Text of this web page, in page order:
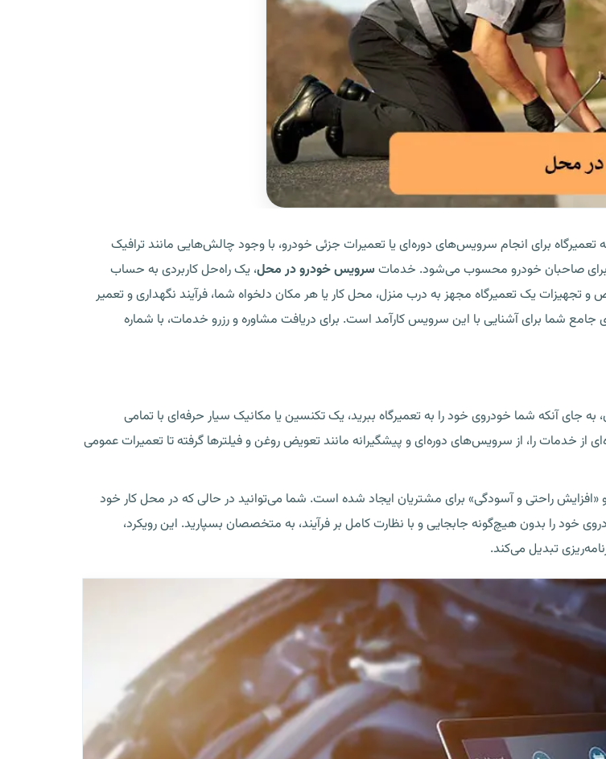
برای انجام سرویس‌های دوره‌ای یا تعمیرات جزئی خودرو، با وجود چالش‌هایی مانند ترافیک
برای صاحبان خودرو محسوب می‌شود. خدمات سرویس خودرو در محل، یک راه‌حل کاربردی به حساب
یک تعمیرگاه مجهز به درب منزل، محل کار یا هر مکان دلخواه شما، فرآیند نگهداری و تعمیر
جامع شما برای آشنایی با این سرویس کارآمد است. برای دریافت مشاوره و رزرو خدمات، با شماره
آنکه شما خودروی خود را به تعمیرگاه ببرید، یک تکنسین یا مکانیک سیار حرفه‌ای با تمامی
خدمات را، از سرویس‌های دوره‌ای و پیشگیرانه مانند تعویض روغن و فیلترها گرفته تا تعمیرات عمومی
راحتی و آسودگی» برای مشتریان ایجاد شده است. شما می‌توانید در حالی که در محل کار خود
را بدون هیچ‌گونه جابجایی و با نظارت کامل بر فرآیند، به متخصصان بسپارید. این رویکرد،
تبدیل می‌کند.